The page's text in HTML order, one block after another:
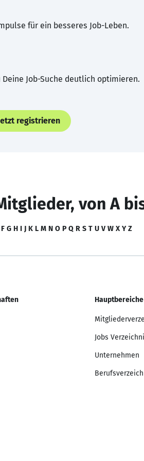
für ein besseres Job-Leben.
Job-Suche deutlich optimieren.
registrieren
von A
F G H I J K L M N O P Q R S T U V W X Y Z
Hauptbereiche
Jobs
Unternehmen